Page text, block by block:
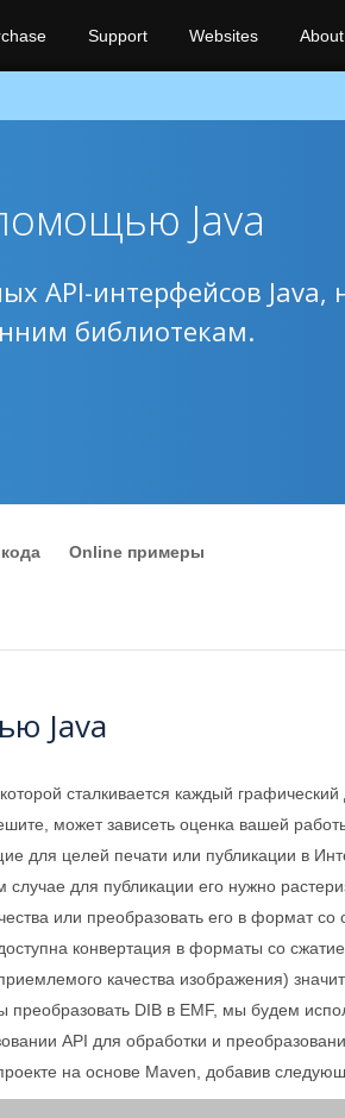
Support Websites About
Java
API-интерфейсов Java,
библиотекам.
Online примеры
Java
сталкивается каждый графический
может зависеть оценка вашей
для целей печати или публикации в
для публикации его нужно
или преобразовать его в формат
конвертация в форматы со
качества изображения)
DIB в EMF, мы будем
API для обработки и
на основе Maven, добавив